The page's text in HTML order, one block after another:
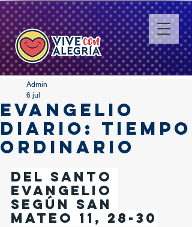
EVANGELIO
DIARIO: TIEMPO
ORDINARIO
Admin
6 jul
Del santo
Evangelio
según san
Mateo 11, 28-30